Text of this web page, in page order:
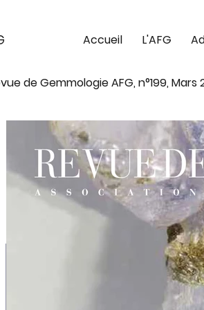
Accueil L'AFG
de Gemmologie AFG, n°199, Mars